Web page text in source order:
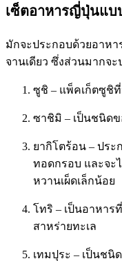
เซ็ตอาหารญี่ปุ่นแบ
มักจะประกอบด้วยอาหา
จานเดียว ซึ่งส่วนมากจะ
ซูชิ – แพ็คเก็ตซูชิ
ซาชิมิ – เป็นชนิด
ยากิโตร้อน – ปร
ทอดกรอบ และจะ
หวานเผ็ดเล็กน้อย
โทริ – เป็นอาหาร
สาหร่ายทะเล
เทมปุระ – เป็นช